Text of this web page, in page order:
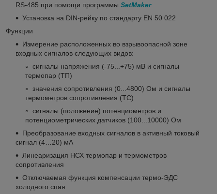
RS-485 при помощи программы SetMaker
Установка на DIN-рейку по стандарту EN 50 022
Функции
Измерение расположенных во взрывоопасной зоне
входных сигналов следующих видов:
сигналы напряжения (-75...+75) мВ и сигналы
термопар (ТП)
значения сопротивления (0...4800) Ом и сигналы
термометров сопротивления (ТС)
сигналы (положение) потенциометров и
потенциометрических датчиков (100...10000) Ом
Преобразование входных сигналов в активный токовый
сигнал (4…20) мА
Линеаризация НСХ термопар и термометров
сопротивления
Отключаемая функция компенсации термо-ЭДС
холодного спая